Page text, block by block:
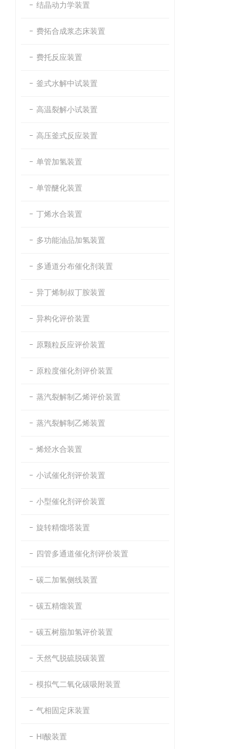
结晶动力学装置
费拓合成浆态床装置
费托反应装置
釜式水解中试装置
高温裂解小试装置
高压釜式反应装置
单管加氢装置
单管醚化装置
丁烯水合装置
多功能油品加氢装置
多通道分布催化剂装置
异丁烯制叔丁胺装置
异构化评价装置
原颗粒反应评价装置
原粒度催化剂评价装置
蒸汽裂解制乙烯评价装置
蒸汽裂解制乙烯装置
烯烃水合装置
小试催化剂评价装置
小型催化剂评价装置
旋转精馏塔装置
四管多通道催化剂评价装置
碳二加氢侧线装置
碳五精馏装置
碳五树脂加氢评价装置
天然气脱硫脱碳装置
模拟气二氧化碳吸附装置
气相固定床装置
HI酸装置